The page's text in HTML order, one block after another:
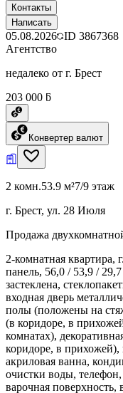
Контакты
Написать
05.08.2026 ID 3867368
Агентство
недалеко от г. Брест
203 000 ƃ
Конвертер валют
2 комн.53.9 м²7/9 этаж
г. Брест, ул. 28 Июля
Продажа
2-комнатная квартира,
панель, 56,0 / 53,9 /
застеклена,
входная дверь
полы (положены на
(в коридоре, в
комнатах),
коридоре, в прихожей),
акриловая ванна,
очистки воды,
варочная